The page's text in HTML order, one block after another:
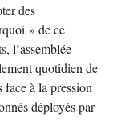
des
» de ce
l’assemblée
quotidien de
à la pression
déployés par